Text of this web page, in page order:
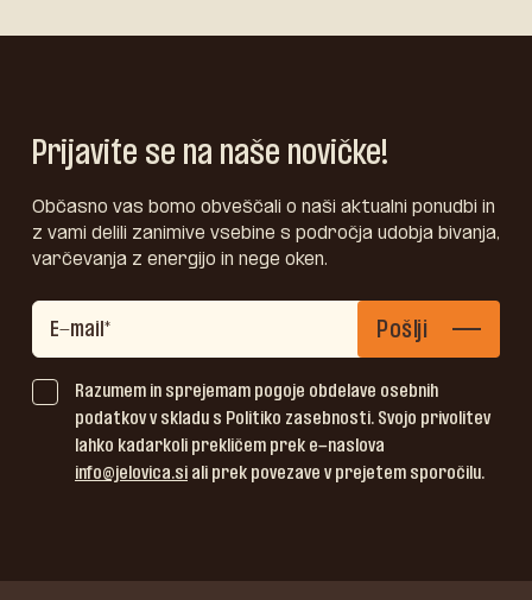
Prijavite se na naše novičke!
Občasno vas bomo obveščali o naši aktualni ponudbi in
z vami delili zanimive vsebine s področja udobja bivanja,
varčevanja z energijo in nege oken.
Razumem in sprejemam pogoje obdelave osebnih
podatkov v skladu s Politiko zasebnosti. Svojo privolitev
lahko kadarkoli prekličem prek e-naslova
info@jelovica.si ali prek povezave v prejetem sporočilu.
Pošlji